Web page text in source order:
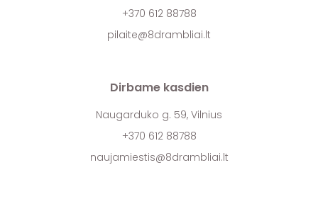
+370 612 88788
pilaite@8drambliai.lt
Dirbame kasdien
Naugarduko g. 59, Vilnius
+370 612 88788
naujamiestis@8drambliai.lt